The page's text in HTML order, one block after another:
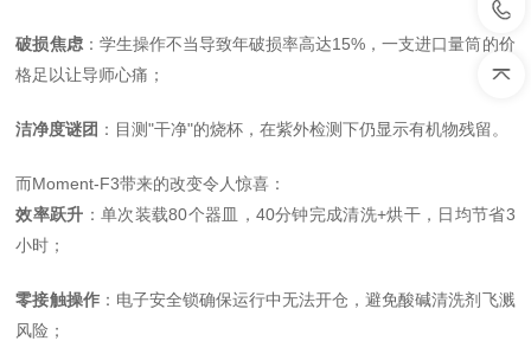
破损焦虑：学生操作不当导致年破损率高达15% ，一支进口量筒的价
格足以让导师心痛；
洁净度谜团 ：目测"干净"的烧杯，在紫外检测下仍显示有机物残留。
而Moment-F3带来的改变令人惊喜：
效率跃升 ：单次装载80个器皿， 40分钟完成清洗+烘干，日均节省3
小时；
零接触操作：电子安全锁确保运行中无法开仓，避免酸碱清洗剂飞溅
风险；